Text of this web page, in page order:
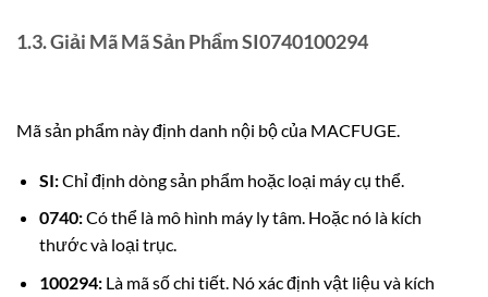
1.3. Giải Mã Mã Sản Phẩm SI0740100294
Mã sản phẩm này định danh nội bộ của MACFUGE.
SI:Chỉ định dòng sản phẩm hoặc loại máy cụ thể.
0740:Có thể là mô hình máy ly tâm. Hoặc nó là kích
thước và loại trục.
100294:Là mã số chi tiết. Nó xác định vật liệu và kích